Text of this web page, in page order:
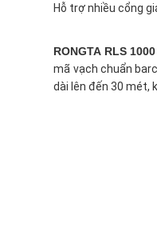
Hỗ trợ nhiều cổng
RONGTA RLS 1000
mã vạch chuẩn
dài lên đến 30 mét,